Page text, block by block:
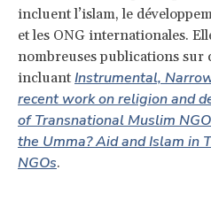
incluent l’islam, le
et les ONG internationales.
nombreuses publications sur
incluant Instrumental,
recent work on religion and
of Transnational Muslim
the Umma? Aid and Islam in
NGOs.